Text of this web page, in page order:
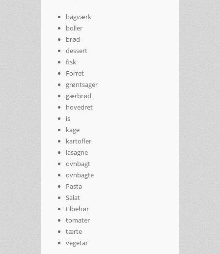
bagværk
boller
brød
dessert
fisk
Forret
grøntsager
gærbrød
hovedret
is
kage
kartofler
lasagne
ovnbagt
ovnbagte
Pasta
Salat
tilbehør
tomater
tærte
vegetar